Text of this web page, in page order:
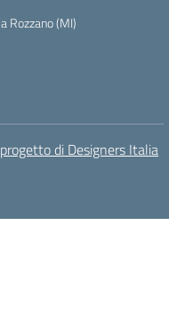
Rozzano (MI)
di Designers Italia